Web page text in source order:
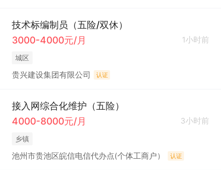
技术标编制员（五险/双休）
3000-4000元/月
1小时前
城区
贵兴建设集团有限公司 认证
接入网综合化维护（五险）
4000-8000元/月
3小时前
乡镇
池州市贵池区皖信电信代办点(个体工商户） 认证